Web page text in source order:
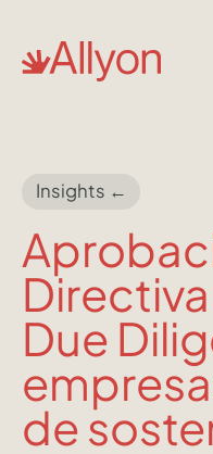
Insights ←
Due
de